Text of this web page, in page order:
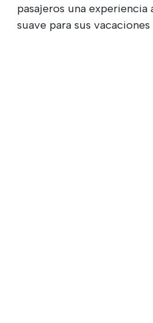
pasajeros una
suave para sus vacaciones